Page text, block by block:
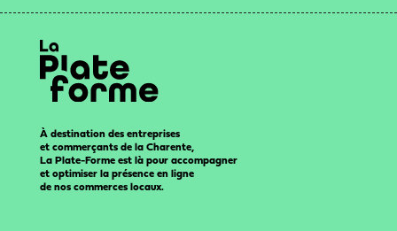
À destination des entreprises
et commerçants de la Charente,
La Plate-Forme est là pour accompagner
et optimiser la présence en ligne
de nos commerces locaux.